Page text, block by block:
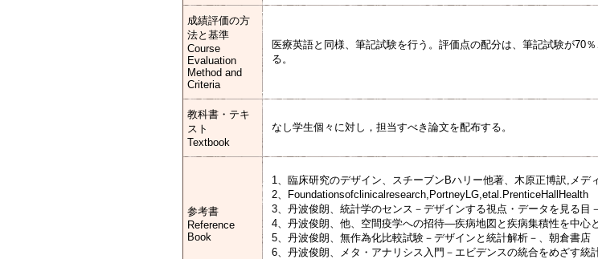
成績評価の方
法と基準
Course
Evaluation
Method and
Criteria
医療英語と同様、筆記試験を行う。評価点の配分は、筆記試験が70
る。
教科書・テキ
スト
Textbook
なし学生個々に対し，担当すべき論文を配布する。
参考書
Reference
Book
1、臨床研究のデザイン、スチーブンBハリー他著、木原正博訳,メデ
2、Foundationsofclinicalresearch,PortneyLG,etal.PrenticeHallHealth
3、丹波俊朗、統計学のセンス－デザインする視点・データを見る目
4、丹波俊朗、他、空間疫学への招待―疾病地図と疾病集積性を中心
5、丹波俊朗、無作為化比較試験－デザインと統計解析－、朝倉書店
6、丹波俊朗、メタ・アナリシス入門－エビデンスの統合をめざす統